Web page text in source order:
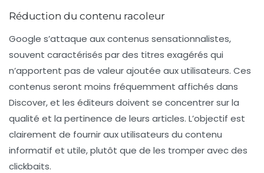
Réduction du contenu racoleur
Google s’attaque aux contenus sensationnalistes,
souvent caractérisés par des titres exagérés qui
n’apportent pas de valeur ajoutée aux utilisateurs. Ces
contenus seront moins fréquemment affichés dans
Discover, et les éditeurs doivent se concentrer sur la
qualité et la pertinence de leurs articles. L’objectif est
clairement de fournir aux utilisateurs du contenu
informatif et utile, plutôt que de les tromper avec des
clickbaits.